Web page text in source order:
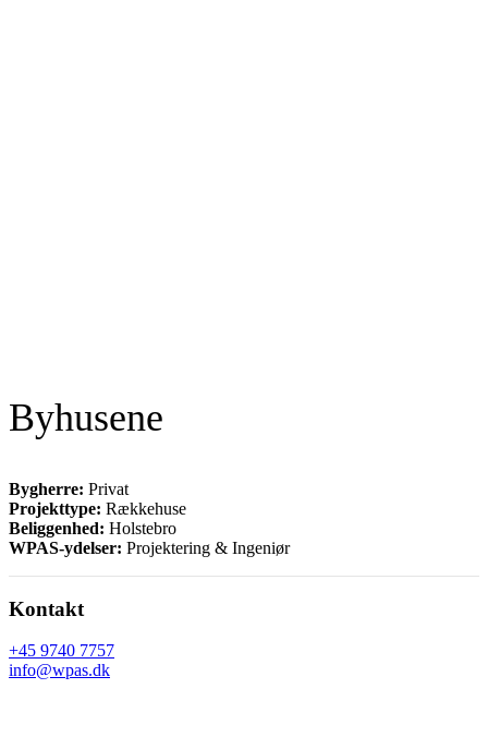
Byhusene
Bygherre: Privat
Projekttype: Rækkehuse
Beliggenhed: Holstebro
WPAS-ydelser: Projektering & Ingeniør
Kontakt
+45 9740 7757
info@wpas.dk